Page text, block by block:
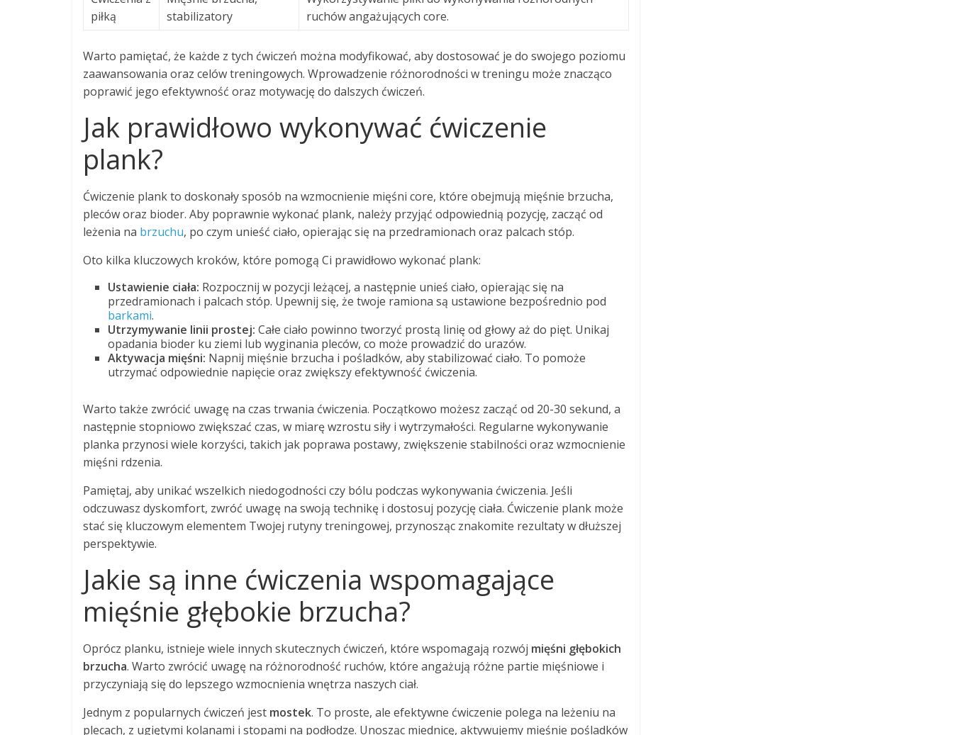
piłką
stabilizatory
ruchów angażujących core.
Warto pamiętać, że każde z tych ćwiczeń można modyfikować, aby dostosować je do swojego poziomu
zaawansowania oraz celów treningowych. Wprowadzenie różnorodności w treningu może znacząco
poprawić jego efektywność oraz motywację do dalszych ćwiczeń.
Jak prawidłowo wykonywać ćwiczenie
plank?
Ćwiczenie plank to doskonały sposób na wzmocnienie mięśni core, które obejmują mięśnie brzucha,
pleców oraz bioder. Aby poprawnie wykonać plank, należy przyjąć odpowiednią pozycję, zacząć od
leżenia na brzuchu, po czym unieść ciało, opierając się na przedramionach oraz palcach stóp.
Oto kilka kluczowych kroków, które pomogą Ci prawidłowo wykonać plank:
Ustawienie ciała: Rozpocznij w pozycji leżącej, a następnie unieś ciało, opierając się na
przedramionach i palcach stóp. Upewnij się, że twoje ramiona są ustawione bezpośrednio pod
barkami.
Utrzymywanie linii prostej: Całe ciało powinno tworzyć prostą linię od głowy aż do pięt. Unikaj
opadania bioder ku ziemi lub wyginania pleców, co może prowadzić do urazów.
Aktywacja mięśni: Napnij mięśnie brzucha i pośladków, aby stabilizować ciało. To pomoże
utrzymać odpowiednie napięcie oraz zwiększy efektywność ćwiczenia.
Warto także zwrócić uwagę na czas trwania ćwiczenia. Początkowo możesz zacząć od 20-30 sekund, a
następnie stopniowo zwiększać czas, w miarę wzrostu siły i wytrzymałości. Regularne wykonywanie
planka przynosi wiele korzyści, takich jak poprawa postawy, zwiększenie stabilności oraz wzmocnienie
mięśni rdzenia.
Pamiętaj, aby unikać wszelkich niedogodności czy bólu podczas wykonywania ćwiczenia. Jeśli
odczuwasz dyskomfort, zwróć uwagę na swoją technikę i dostosuj pozycję ciała. Ćwiczenie plank może
stać się kluczowym elementem Twojej rutyny treningowej, przynosząc znakomite rezultaty w dłuższej
perspektywie.
Jakie są inne ćwiczenia wspomagające
mięśnie głębokie brzucha?
Oprócz planku, istnieje wiele innych skutecznych ćwiczeń, które wspomagają rozwój mięśni głębokich
brzucha. Warto zwrócić uwagę na różnorodność ruchów, które angażują różne partie mięśniowe i
przyczyniają się do lepszego wzmocnienia wnętrza naszych ciał.
Jednym z popularnych ćwiczeń jest mostek. To proste, ale efektywne ćwiczenie polega na leżeniu na
plecach, z ugiętymi kolanami i stopami na podłodze. Unosząc miednicę, aktywujemy mięśnie pośladków